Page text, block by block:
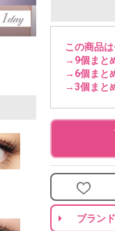
この商品
→9個まと
→6個まと
→3個まと
ブラン